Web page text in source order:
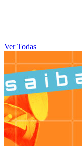
Ver Todas